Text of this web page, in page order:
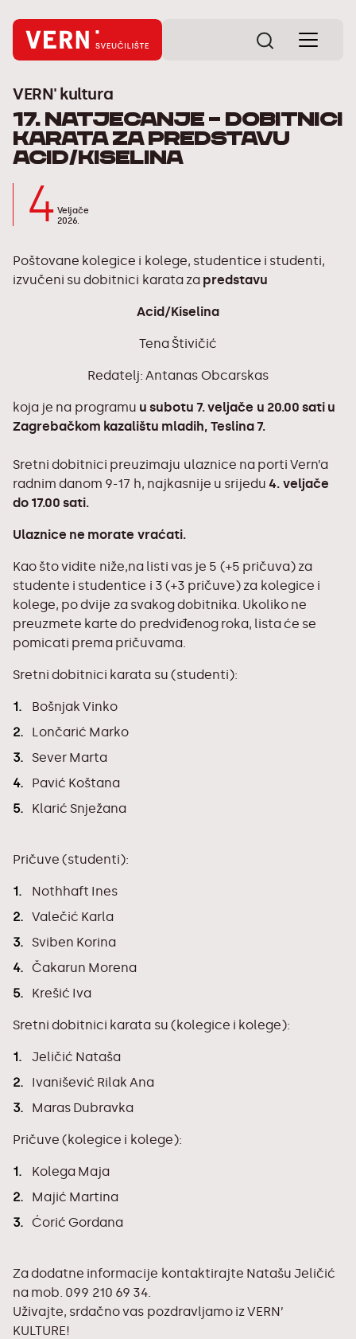
VERN' kultura
17. natjecanje – dobitnici
karata za predstavu
Acid/Kiselina
4 Veljače
2026.
Poštovane kolegice i kolege, studentice i studenti,
izvučeni su dobitnici karata za predstavu
Acid/Kiselina
Tena Štivičić
Redatelj: Antanas Obcarskas
koja je na programu u subotu 7. veljače u 20.00 sati u
Zagrebačkom kazalištu mladih, Teslina 7.
Sretni dobitnici preuzimaju ulaznice na porti Vern’a
radnim danom 9-17 h, najkasnije u srijedu 4. veljače
do 17.00 sati.
Ulaznice ne morate vraćati.
Kao što vidite niže,na listi vas je 5 (+5 pričuva) za
studente i studentice i 3 (+3 pričuve) za kolegice i
kolege, po dvije za svakog dobitnika. Ukoliko ne
preuzmete karte do predviđenog roka, lista će se
pomicati prema pričuvama.
Sretni dobitnici karata su (studenti):
Bošnjak Vinko
Lončarić Marko
Sever Marta
Pavić Koštana
Klarić Snježana
Pričuve (studenti):
Nothhaft Ines
Valečić Karla
Sviben Korina
Čakarun Morena
Krešić Iva
Sretni dobitnici karata su (kolegice i kolege):
Jeličić Nataša
Ivanišević Rilak Ana
Maras Dubravka
Pričuve (kolegice i kolege):
Kolega Maja
Majić Martina
Ćorić Gordana
Za dodatne informacije kontaktirajte Natašu Jeličić
na mob. 099 210 69 34.
Uživajte, srdačno vas pozdravljamo iz VERN’
KULTURE!